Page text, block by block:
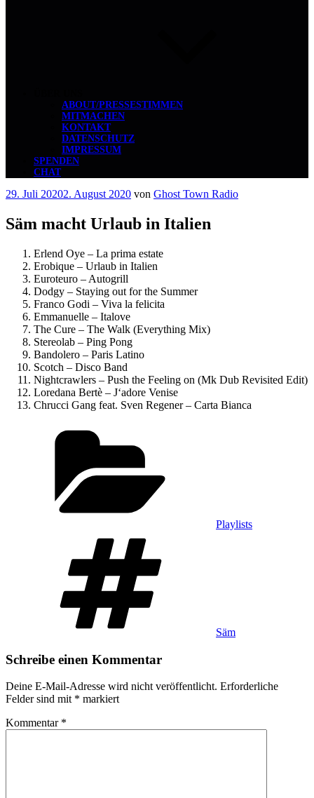
ABOUT/PRESSESTIMMEN
MITMACHEN
KONTAKT
DATENSCHUTZ
IMPRESSUM
SPENDEN
CHAT
Veröffentlicht
29. Juli 20202. August 2020 von Ghost Town Radio
Säm macht Urlaub in Italien
Erlend Oye – La prima estate
Erobique – Urlaub in Italien
Euroteuro – Autogrill
Dodgy – Staying out for the Summer
Franco Godi – Viva la felicita
Emmanuelle – Italove
The Cure – The Walk (Everything Mix)
Stereolab – Ping Pong
Bandolero – Paris Latino
Scotch – Disco Band
Nightcrawlers – Push the Feeling on (Mk Dub Revisited Edit)
Loredana Bertè – J‘adore Venise
Chrucci Gang feat. Sven Regener – Carta Bianca
Playlists
Säm
Schreibe einen Kommentar
Deine E-Mail-Adresse wird nicht veröffentlicht. Erforderliche
Felder sind mit * markiert
Kommentar *